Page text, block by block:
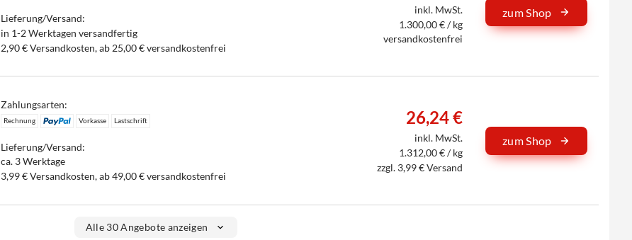
Lieferung/Versand:
in 1-2 Werktagen versandfertig
2,90 € Versandkosten, ab 25,00 € versandkostenfrei
inkl. MwSt.
1.300,00 € / kg
versandkostenfrei
zum Shop
Zahlungsarten:
Rechnung Vorkasse Lastschrift
Lieferung/Versand:
ca. 3 Werktage
3,99 € Versandkosten, ab 49,00 € versandkostenfrei
26,24 €
inkl. MwSt.
1.312,00 € / kg
zzgl. 3,99 € Versand
zum Shop
Alle 30 Angebote anzeigen